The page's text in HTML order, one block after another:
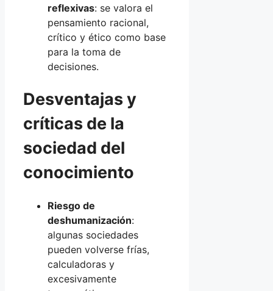
reflexivas: se valora el
pensamiento racional,
crítico y ético como base
para la toma de
decisiones.
Desventajas y
críticas de la
sociedad del
conocimiento
Riesgo de
deshumanización:
algunas sociedades
pueden volverse frías,
calculadoras y
excesivamente